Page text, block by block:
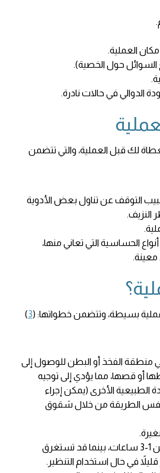
العملية.
السوائل حول الخصية).
الدوالي في حالات نادرة.
لك قبل العملية، والتي تتضمن
التوقف عن تناول بعض الأدوية
النزيف.
الحساسية التي تعاني منها،
معينة.
بسيطة، وتتضمن خطواتها: (3
)
الفخذ أو البطن للوصول إلى
أو قصها، مما يؤدي إلى توجيه
الطبيعية الأخرى (يمكن إجراء
بنفس الطريقة من خلال شقوق
تستغرق العملية من 1-3 ساعات، بينما قد تستغرق
في حال استخدام التنظير.